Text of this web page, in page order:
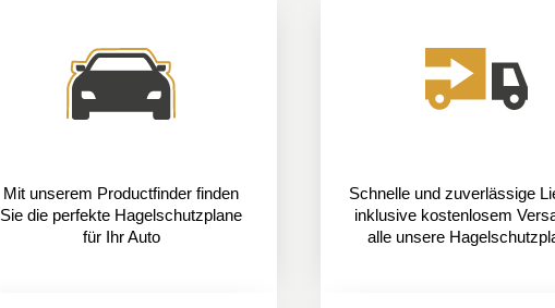
Mit unserem Productfinder finden
Sie die perfekte Hagelschutzplane
für Ihr Auto
Schnelle und zuverlässige
inklusive kostenlosem
alle unsere